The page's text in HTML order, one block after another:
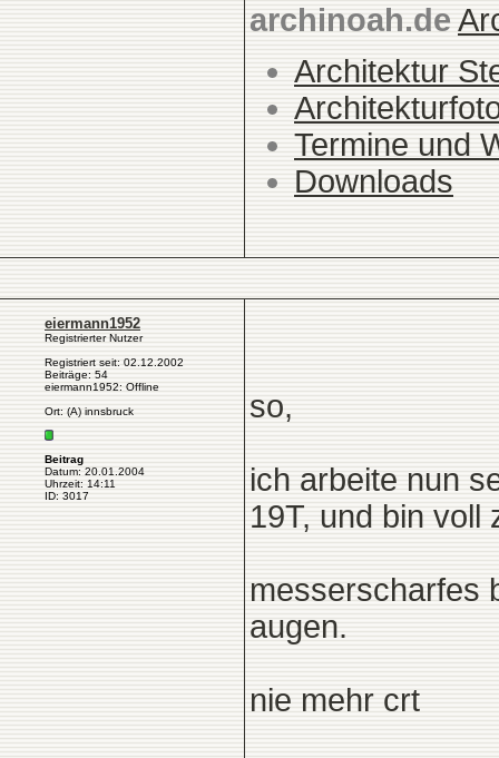
archinoah.de
Architektur
Termine und
Downloads
eiermann1952
Registrierter Nutzer
Registriert seit: 02.12.2002
Beiträge: 54
eiermann1952: Offline
Ort: (A) innsbruck
Beitrag
Datum: 20.01.2004
Uhrzeit: 14:11
ID: 3017
so,
ich arbeite nun
19T, und bin voll
messerscharfes
augen.
nie mehr crt